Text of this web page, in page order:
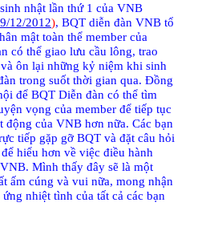
nhật lần thứ 1 của VNB
12/2012), BQT diễn đàn VNB tổ
mật toàn thể member của
có thể giao lưu cầu lông, trao
ôn lại những kỷ niệm khi sinh
trong suốt thời gian qua. Đồng
để BQT Diễn đàn có thể tìm
vọng của member để tiếp tục
động của VNB hơn nữa. Các bạn
tiếp gặp gỡ BQT và đặt câu hỏi
hiểu hơn về việc điều hành
Mình thấy đây sẽ là một
ấm cúng và vui nữa, mong nhận
nhiệt tình của tất cả các bạn